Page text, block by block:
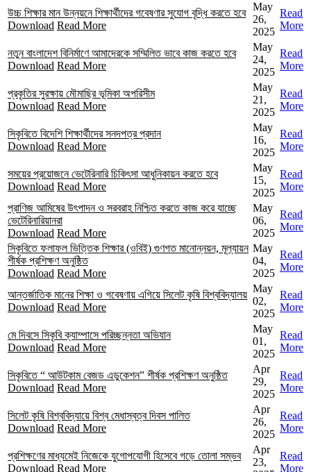
উচ্চ শিক্ষার মান উন্নয়নে শিক্ষার্থীদের গবেষণার সুযোগ বৃদ্ধি করতে হবে
Download Read More
May
26,
2025
Read
More
নতুন বাংলাদেশ বিনির্মাণে আমাদেরকে সম্মিলিত ভাবে কাজ করতে হবে
Download Read More
May
24,
2025
Read
More
প্রকৃতির সুরক্ষায় মৌমাছির ভূমিকা অপরিসীম
Download Read More
May
21,
2025
Read
More
সিকৃবিতে বিদেশি শিক্ষার্থীদের সনদপত্র প্রদান
Download Read More
May
16,
2025
Read
More
সময়ের প্রয়োজনে ভেটেরিনারি চিকিৎসা আধুনিকায়ন করতে হবে
Download Read More
May
15,
2025
Read
More
প্রাণিজ আমিষের উৎপাদন ও সরবরাহ নিশ্চিত করতে কাজ করে যাচ্ছে
ভেটেরিনারিয়ানরা
Download Read More
May
06,
2025
Read
More
সিকৃবিতে ফলাফল ভিত্তিক শিক্ষার (ওবিই) গুণগত মানোন্নয়ন, মূল্যায়ন
শীর্ষক প্রশিক্ষণ অনুষ্ঠিত
Download Read More
May
04,
2025
Read
More
আন্তর্জাতিক মানের শিক্ষা ও গবেষণায় এগিয়ে সিলেট কৃষি বিশ্ববিদ্যালয়
Download Read More
May
02,
2025
Read
More
মে দিবসে সিকৃবি ক্যাম্পাসে পরিচ্ছন্নতা অভিযান
Download Read More
May
01,
2025
Read
More
সিকৃবিতে “ আউটকাম বেজড এডুকেশন” শীর্ষক প্রশিক্ষণ অনুষ্ঠিত
Download Read More
Apr
29,
2025
Read
More
সিলেট কৃষি বিশ্ববিদ্যায়ে বিশ্ব মেধাস্বত্ব দিবস পালিত
Download Read More
Apr
26,
2025
Read
More
প্রশিক্ষণের মাধ্যমেই নিজেকে যুগোপযোগী হিসেবে গড়ে তোলা সম্ভব
Download Read More
Apr
23,
Read
More